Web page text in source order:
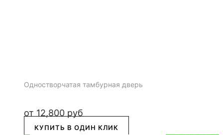
Одностворчатая тамбурная дверь
от 12,800 руб
КУПИТЬ В ОДИН КЛИК